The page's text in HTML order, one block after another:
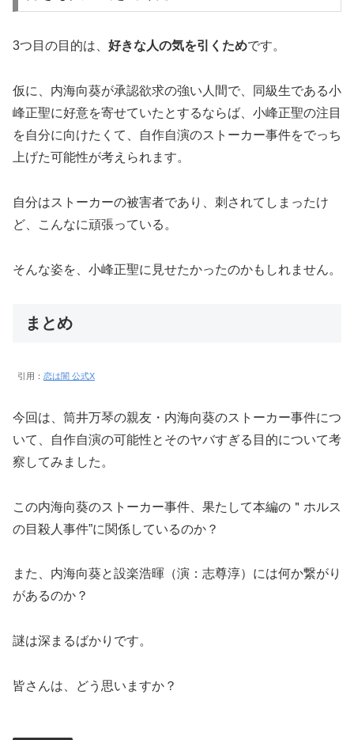
3つ目の目的は、 好きな人の気を引くためです。
仮に、内海向葵が承認欲求の強い人間で、同級生である小
峰正聖に好意を寄せていたとするならば、小峰正聖の注目
を自分に向けたくて、自作自演のストーカー事件をでっち
上げた可能性が考えられます。
自分はストーカーの被害者であり、刺されてしまったけ
ど、こんなに頑張っている。
そんな姿を、小峰正聖に見せたかったのかもしれません。
まとめ
引用： 恋は闇 公式X
今回は、筒井万琴の親友・内海向葵のストーカー事件につ
いて、自作自演の可能性とそのヤバすぎる目的について考
察してみました。
この内海向葵のストーカー事件、果たして本編の＂ホルス
の目殺人事件”に関係しているのか？
また、内海向葵と設楽浩暉（演：志尊淳）には何か繋がり
があるのか？
謎は深まるばかりです。
皆さんは、どう思いますか？